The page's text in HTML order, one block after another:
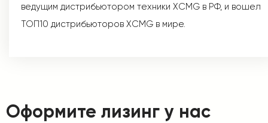
ведущим дистрибьютором техники XCMG в РФ, и вошел
ТОП10 дистрибьюторов XCMG в мире.
Оформите лизинг у нас